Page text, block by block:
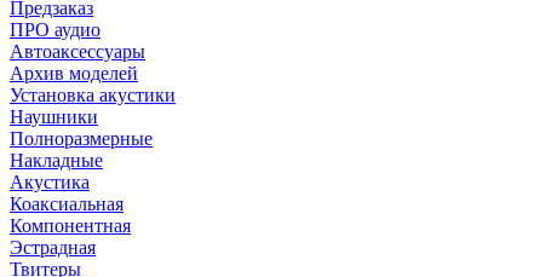
Предзаказ
ПРО аудио
Автоаксессуары
Архив моделей
Установка акустики
Наушники
Полноразмерные
Накладные
Акустика
Коаксиальная
Компонентная
Эстрадная
Твитеры